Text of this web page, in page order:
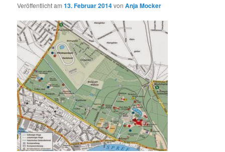
Veröffentlicht am13. Februar 2014vonAnja Mocker